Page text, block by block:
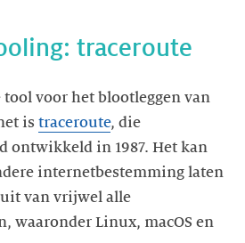
traceroute
tool voor het blootleggen van
is traceroute, die
ontwikkeld in 1987. Het kan
internetbestemming laten
van vrijwel alle
waaronder Linux, macOS en